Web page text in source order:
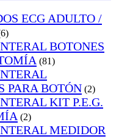
ECG ADULTO /
BOTONES
(81)
PARA BOTÓN (2)
KIT P.E.G.
(2)
MEDIDOR